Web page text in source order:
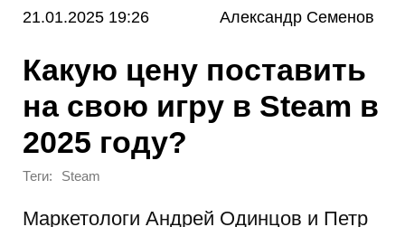
21.01.2025 19:26 Александр Семенов
Какую цену поставить
на свою игру в Steam в
2025 году?
Теги: Steam
Маркетологи Андрей Одинцов и Петр